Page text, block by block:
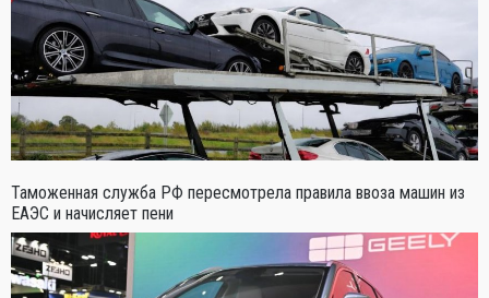
Таможенная служба РФ пересмотрела правила ввоза машин из
ЕАЭС и начисляет пени